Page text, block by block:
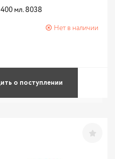
мл. 8038
Нет в наличии
о поступлении